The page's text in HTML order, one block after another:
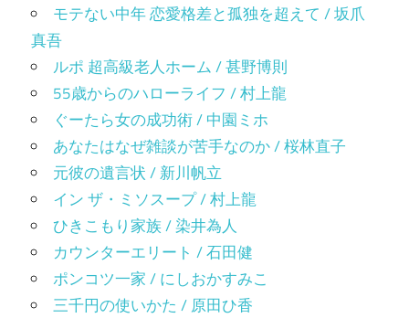
モテない中年 恋愛格差と孤独を超えて / 坂爪
真吾
ルポ 超高級老人ホーム / 甚野博則
55歳からのハローライフ / 村上龍
ぐーたら女の成功術 / 中園ミホ
あなたはなぜ雑談が苦手なのか / 桜林直子
元彼の遺言状 / 新川帆立
イン ザ・ミソスープ / 村上龍
ひきこもり家族 / 染井為人
カウンターエリート / 石田健
ポンコツ一家 / にしおかすみこ
三千円の使いかた / 原田ひ香